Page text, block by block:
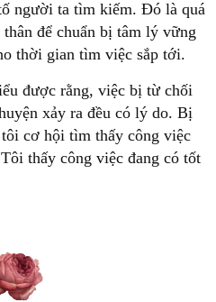
người ta tìm kiếm. Đó là quá
để chuẩn bị tâm lý vững
thời gian tìm việc sắp tới.
được rằng, việc bị từ chối
xảy ra đều có lý do. Bị
cơ hội tìm thấy công việc
thấy công việc đang có tốt